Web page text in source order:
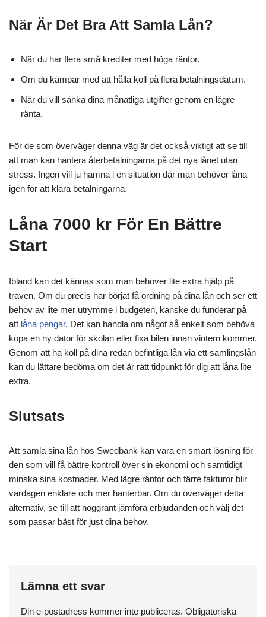
När Är Det Bra Att Samla Lån?
När du har flera små krediter med höga räntor.
Om du kämpar med att hålla koll på flera betalningsdatum.
När du vill sänka dina månatliga utgifter genom en lägre
ränta.
För de som överväger denna väg är det också viktigt att se till
att man kan hantera återbetalningarna på det nya lånet utan
stress. Ingen vill ju hamna i en situation där man behöver låna
igen för att klara betalningarna.
Låna 7000 kr För En Bättre
Start
Ibland kan det kännas som man behöver lite extra hjälp på
traven. Om du precis har börjat få ordning på dina lån och ser ett
behov av lite mer utrymme i budgeten, kanske du funderar på
att låna pengar. Det kan handla om något så enkelt som behöva
köpa en ny dator för skolan eller fixa bilen innan vintern kommer.
Genom att ha koll på dina redan befintliga lån via ett samlingslån
kan du lättare bedöma om det är rätt tidpunkt för dig att låna lite
extra.
Slutsats
Att samla sina lån hos Swedbank kan vara en smart lösning för
den som vill få bättre kontroll över sin ekonomi och samtidigt
minska sina kostnader. Med lägre räntor och färre fakturor blir
vardagen enklare och mer hanterbar. Om du överväger detta
alternativ, se till att noggrant jämföra erbjudanden och välj det
som passar bäst för just dina behov.
Lämna ett svar
Din e-postadress kommer inte publiceras. Obligatoriska